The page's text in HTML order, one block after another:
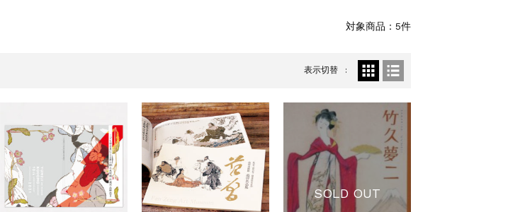
対象商品：5件
表示切替
SOLD OUT